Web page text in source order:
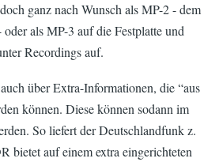
ganz nach Wunsch als MP-2 - dem
als MP-3 auf die Festplatte und
Recordings auf.
über Extra-Informationen, die “aus
können. Diese können sodann im
So liefert der Deutschlandfunk z.
bietet auf einem extra eingerichteten